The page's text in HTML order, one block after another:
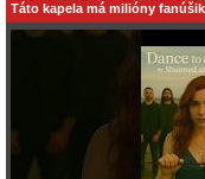
Táto kapela má milióny